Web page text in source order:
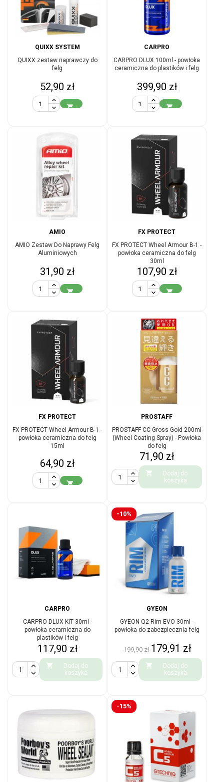
QUIXX SYSTEM
QUIXX zestaw naprawczy do
felg
Cena
52,90 zł

CARPRO
CARPRO DLUX 100ml - powłoka
ceramiczna do plastików i felg
Cena
399,90 zł

AMIO
AMIO Zestaw Do Naprawy Felg
Aluminiowych
Cena
31,90 zł

FX PROTECT
FX PROTECT Wheel Armour B-1 -
powłoka ceramiczna do felg
30ml
Cena
107,90 zł

FX PROTECT
FX PROTECT Wheel Armour B-1 -
powłoka ceramiczna do felg
15ml
Cena
64,90 zł

PROSTAFF
PROSTAFF CC Gross Gold 200ml
(Wheel Coating Spray) - Powłoka
do felg
Cena
71,90 zł

Dodaj do
koszyka
CARPRO
CARPRO DLUX KIT 30ml -
powłoka ceramiczna do
plastików i felg
Cena
117,90 zł

Dodaj do
koszyka
-10%
GYEON
GYEON Q2 Rim EVO 30ml -
powłoka do zabezpiecznia felg
Cena
podstawowa
199,90 zł Cena
179,91 zł

Dodaj do
koszyka
-15%